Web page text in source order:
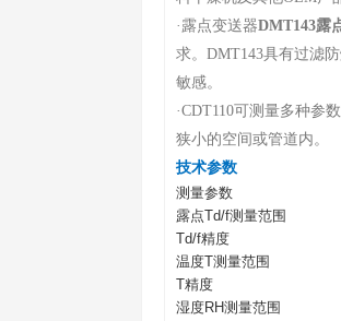
· 露点变送器DMT143露
求。DMT143具有过滤
敏感。
·CDT110可测量多种参
狭小的空间或管道内。
技术参数
测量参数
露点Td/f测量范围
Td/f精度
温度T测量范围
T精度
湿度RH测量范围